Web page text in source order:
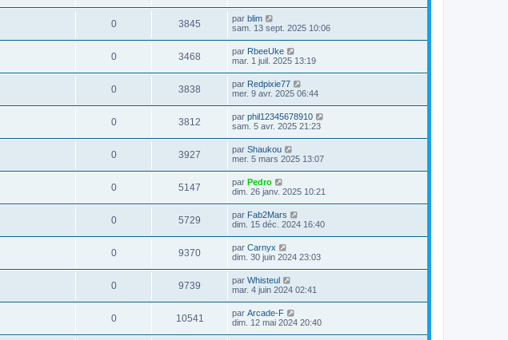
0 3845 par blim
sam. 13 sept. 2025 10:06
0 3468 par RbeeUke
mar. 1 juil. 2025 13:19
0 3838 par Redpixie77
mer. 9 avr. 2025 06:44
0 3812 par phil12345678910
sam. 5 avr. 2025 21:23
0 3927 par Shaukou
mer. 5 mars 2025 13:07
0 5147 par Pedro
dim. 26 janv. 2025 10:21
0 5729 par Fab2Mars
dim. 15 déc. 2024 16:40
0 9370 par Carnyx
dim. 30 juin 2024 23:03
0 9739 par Whisteul
mar. 4 juin 2024 02:41
0 10541 par Arcade-F
dim. 12 mai 2024 20:40